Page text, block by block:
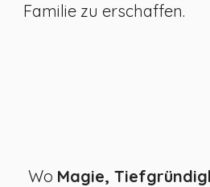
Familie zu erschaffen.
Wo Magie,